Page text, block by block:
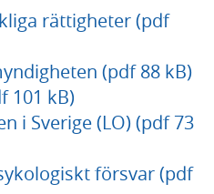
rättigheter (pdf
(pdf 88 kB)
101 kB)
i Sverige (LO) (pdf 73
försvar (pdf